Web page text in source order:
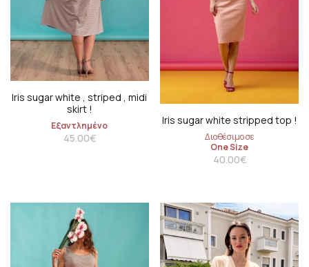
Iris sugar white , striped , midi
skirt !
Εξαντλημένο
45.00€
Iris sugar white stripped top !
Διαθέσιμο σε
One Size
40.00€